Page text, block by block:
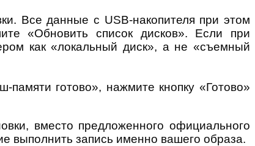
Все данные с USB-накопителя при этом
«Обновить список дисков». Если при
как «локальный диск», а не «съемный
готово», нажмите кнопку «Готово»
вместо предложенного официального
выполнить запись именно вашего образа.